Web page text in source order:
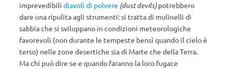
imprevedibili diavoli di polvere (dust devils)potrebbero
dare una ripulita agli strumenti: si tratta di mulinelli di
sabbia che si sviluppano in condizioni meteorologiche
favorevoli (non durante le tempeste bensì quando il cielo è
terso) nelle zone desertiche sia di Marte che della Terra.
Ma chi può dire se e quando faranno la loro fugace